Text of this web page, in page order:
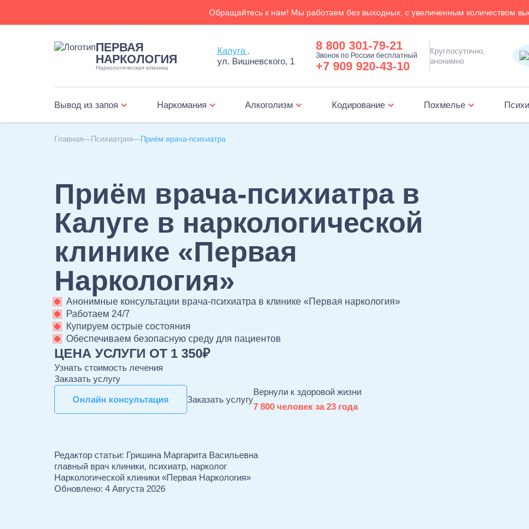
Обращайтесь к нам! Мы работаем без выходных, с увеличенным количеством
ПЕРВАЯ
НАРКОЛОГИЯ
Наркологическая клиника
Калуга ,
ул. Вишневского, 1
8 800 301-79-21
Звонок по России бесплатный
+7 909 920-43-10
Круглосуточно,
анонимно
Вывод из запоя Наркомания Алкоголизм Кодирование Похмелье
Главная Психиатрия Приём врача-психиатра
Приём врача-психиатра в
Калуге в наркологической
клинике «Первая
Наркология»
Анонимные консультации врача-психиатра в клинике «Первая наркология»
Работаем 24/7
Купируем острые состояния
Обеспечиваем безопасную среду для пациентов
ЦЕНА УСЛУГИ ОТ 1 350₽
Узнать стоимость лечения
Заказать услугу
Онлайн консультация
Онлайн консультация Заказать услугу
Вернули к здоровой жизни
7 800 человек за 23 года
Редактор статьи: Гришина Маргарита Васильевна
главный врач клиники, психиатр, нарколог
Наркологической клиники «Первая Наркология»
Обновлено: 4 Августа 2026